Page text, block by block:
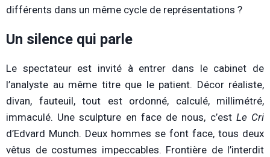
différents dans un même cycle de représentations ?
Un silence qui parle
Le spectateur est invité à entrer dans le cabinet de
l’analyste au même titre que le patient. Décor réaliste,
divan, fauteuil, tout est ordonné, calculé, millimétré,
immaculé. Une sculpture en face de nous, c’est Le Cri
d’Edvard Munch. Deux hommes se font face, tous deux
vêtus de costumes impeccables. Frontière de l’interdit